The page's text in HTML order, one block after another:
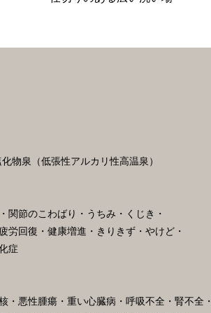
物泉（低張性アルカリ性高温泉）
関節のこわばり・うちみ・くじき・
労回復・健康増進・きりきず・やけど・
症
・悪性腫瘍・重い心臓病・呼吸不全・腎不全・